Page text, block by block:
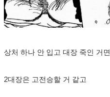
상처 하나 안 입고 대장 죽인 거면
2대장은 고전승할 거 같고